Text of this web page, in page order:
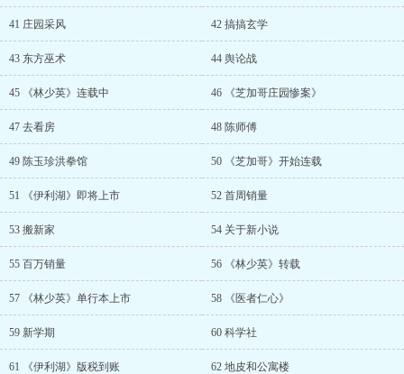
41 庄园采风 42 搞搞玄学
43 东方巫术 44 舆论战
45 《林少英》连载中 46 《芝加哥庄园惨案》
47 去看房 48 陈师傅
49 陈玉珍洪拳馆 50 《芝加哥》开始连载
51 《伊利湖》即将上市 52 首周销量
53 搬新家 54 关于新小说
55 百万销量 56 《林少英》转载
57 《林少英》单行本上市 58 《医者仁心》
59 新学期 60 科学社
61 《伊利湖》版税到账 62 地皮和公寓楼